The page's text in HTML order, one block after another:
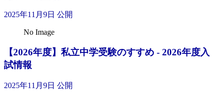
2025年11月9日 公開
No Image
【2026年度】私立中学受験のすすめ - 2026年度入
試情報
2025年11月9日 公開